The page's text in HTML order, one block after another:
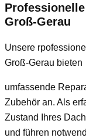
Groß-Gerau
Unsere
Groß-Gerau bieten
umfassende
Zubehör an. Als
Zustand Ihres
und führen